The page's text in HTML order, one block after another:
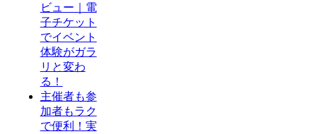
ビュー｜電
子チケット
でイベント
体験がガラ
リと変わ
る！
主催者も参
加者もラク
で便利！実